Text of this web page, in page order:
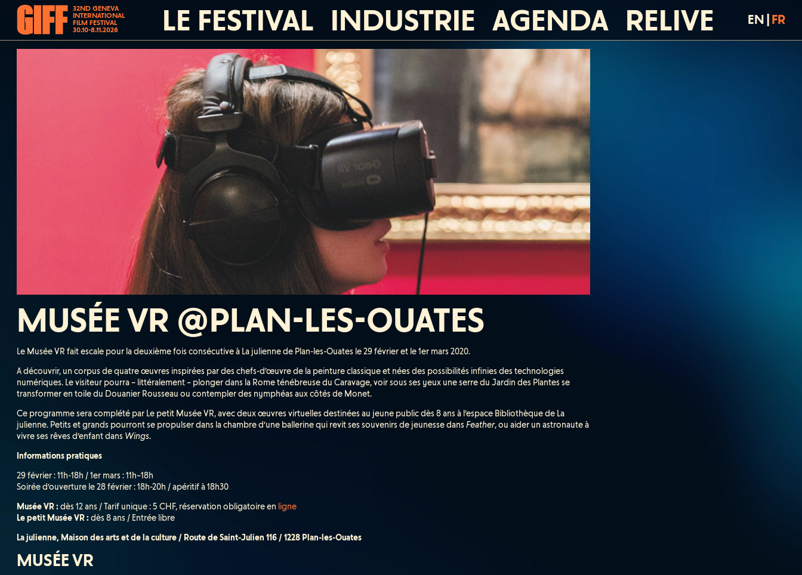
32ND GENEVA
INTERNATIONAL
FILM FESTIVAL
30.10-8.11.2026
LE FESTIVAL INDUSTRIE AGENDA RELIVE EN FR
MUSÉE VR @PLAN-LES-OUATES
Le Musée VR fait escale pour la deuxième fois consécutive à La julienne de Plan-les-Ouates le 29 février et le 1er mars 2020.
A découvrir, un corpus de quatre œuvres inspirées par des chefs-d’œuvre de la peinture classique et nées des possibilités infinies des technologies
numériques. Le visiteur pourra – littéralement – plonger dans la Rome ténébreuse du Caravage, voir sous ses yeux une serre du Jardin des Plantes se
transformer en toile du Douanier Rousseau ou contempler des nymphéas aux côtés de Monet.
Ce programme sera complété par Le petit Musée VR, avec deux œuvres virtuelles destinées au jeune public dès 8 ans à l’espace Bibliothèque de La
julienne. Petits et grands pourront se propulser dans la chambre d’une ballerine qui revit ses souvenirs de jeunesse dansFeather, ou aider un astronaute à
vivre ses rêves d’enfant dans Wings.
Informations pratiques
29 février : 11h-18h / 1er mars : 11h–18h
Soirée d’ouverture le 28 février : 18h-20h / apéritif à 18h30
Musée VR :dès 12 ans / Tarif unique : 5 CHF, réservation obligatoire en ligne
Le petit Musée VR :dès 8 ans / Entrée libre
La julienne, Maison des arts et de la culture / Route de Saint-Julien 116 / 1228 Plan-les-Ouates
MUSÉE VR